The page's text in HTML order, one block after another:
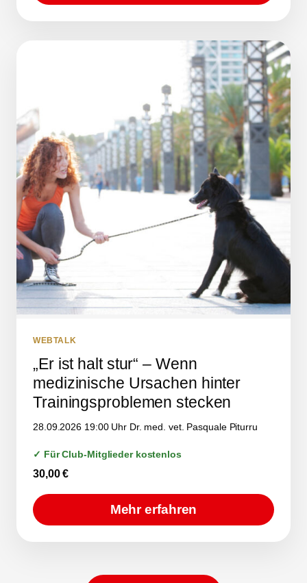
WEBTALK
„Er ist halt stur“ – Wenn
medizinische Ursachen hinter
Trainingsproblemen stecken
28.09.2026 19:00 Uhr Dr. med. vet. Pasquale Piturru
✓ Für Club-Mitglieder kostenlos
30,00€
Mehr erfahren